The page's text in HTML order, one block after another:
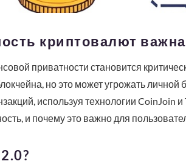
криптовалют
приватности становится
но это может угрожать личной
используя технологии CoinJoin и
и почему это важно для